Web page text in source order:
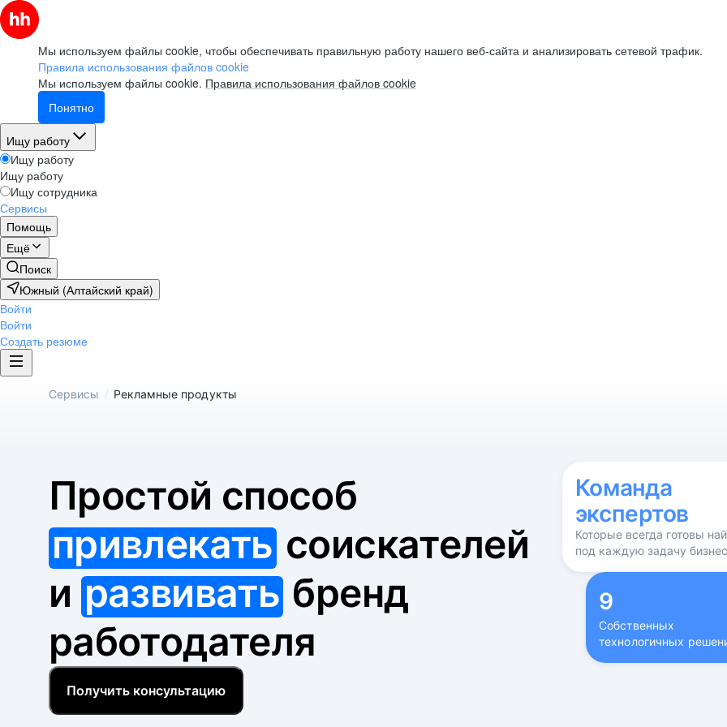
Мы используем файлы cookie, чтобы обеспечивать правильную работу нашего веб-сайта и анализировать сетевой трафик.
Правила использования файлов cookie
Мы используем файлы cookie. Правила использования файлов cookie
Понятно
Ищу работу
Ищу работу
Ищу работу
Ищу сотрудника
Сервисы
Помощь
Ещё
Поиск
Южный (Алтайский край)
Войти
Войти
Создать резюме
Сервисы / Рекламные продукты
Простой способ
привлекатьсоискателей
и развивать бренд
работодателя
Получить консультацию
Команда
экспертов
Которые всегда готовы
под каждую задачу
9
Собственных
технологичных